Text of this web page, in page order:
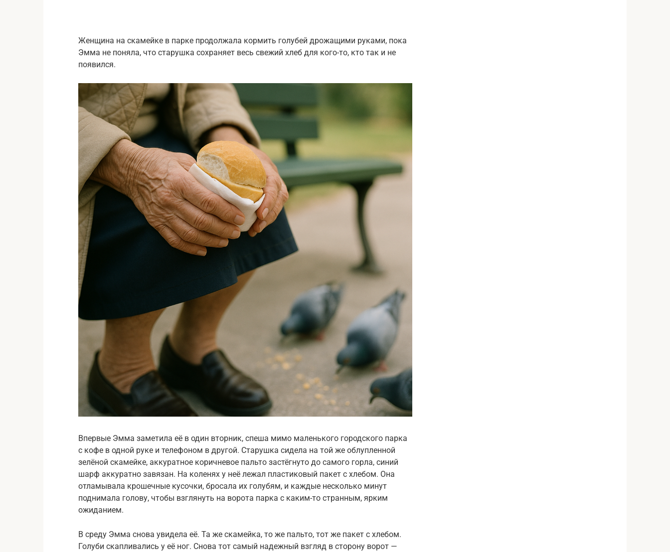
Женщина на скамейке в парке продолжала кормить голубей дрожащими руками, пока
Эмма не поняла, что старушка сохраняет весь свежий хлеб для кого-то, кто так и не
появился.
Впервые Эмма заметила её в один вторник, спеша мимо маленького городского парка
с кофе в одной руке и телефоном в другой. Старушка сидела на той же облупленной
зелёной скамейке, аккуратное коричневое пальто застёгнуто до самого горла, синий
шарф аккуратно завязан. На коленях у неё лежал пластиковый пакет с хлебом. Она
отламывала крошечные кусочки, бросала их голубям, и каждые несколько минут
поднимала голову, чтобы взглянуть на ворота парка с каким-то странным, ярким
ожиданием.
В среду Эмма снова увидела её. Та же скамейка, то же пальто, тот же пакет с хлебом.
Голуби скапливались у её ног. Снова тот самый надежный взгляд в сторону ворот —